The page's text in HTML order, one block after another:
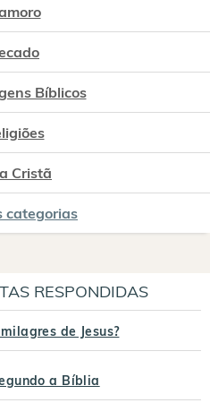
Bíblicos
Cristã
categorias
RESPONDIDAS
de Jesus?
a Bíblia